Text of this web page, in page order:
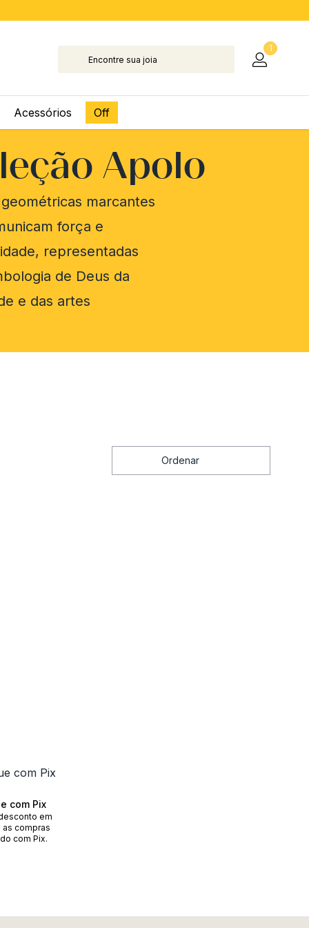
1
Acessórios Off
Apolo
marcantes
força e
representadas
de Deus da
e das artes
Ordenar
com Pix
em
compras
com Pix.